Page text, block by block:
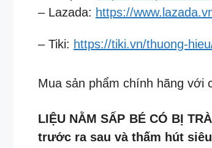
– Lazada: https://
– Tiki: https://tiki.vn/thuong-
Mua sản phẩm chính hãng với
LIỆU NẰM SẤP BÉ CÓ BỊ
trước ra sau và thấm hút